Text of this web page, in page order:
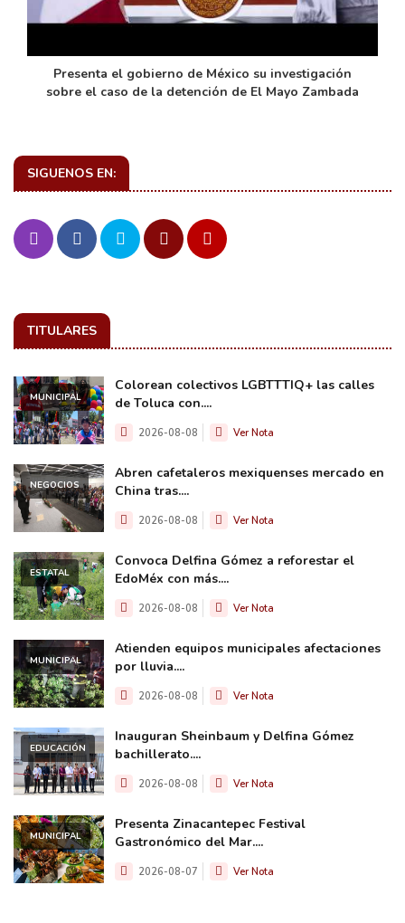
Presenta el gobierno de México su investigación
sobre el caso de la detención de El Mayo Zambada
SIGUENOS EN:
TITULARES
MUNICIPAL
Colorean colectivos LGBTTTIQ+ las calles
de Toluca con....
2026-08-08 Ver Nota
NEGOCIOS
Abren cafetaleros mexiquenses mercado en
China tras....
2026-08-08 Ver Nota
ESTATAL
Convoca Delfina Gómez a reforestar el
EdoMéx con más....
2026-08-08 Ver Nota
MUNICIPAL
Atienden equipos municipales afectaciones
por lluvia....
2026-08-08 Ver Nota
EDUCACIÓN
Inauguran Sheinbaum y Delfina Gómez
bachillerato....
2026-08-08 Ver Nota
MUNICIPAL
Presenta Zinacantepec Festival
Gastronómico del Mar....
2026-08-07 Ver Nota